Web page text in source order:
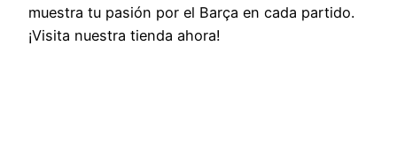
muestra tu pasión por el Barça en cada partido.
¡Visita nuestra tienda ahora!